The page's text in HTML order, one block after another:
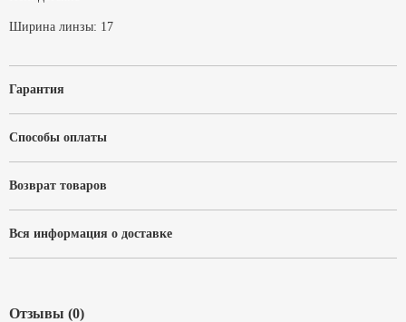
Ширина линзы: 17
Гарантия
Способы оплаты
Возврат товаров
Вся информация о доставке
Отзывы (0)